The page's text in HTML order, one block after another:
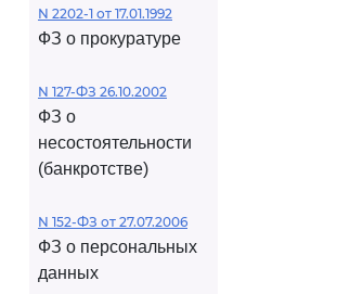
N 2202-1 от 17.01.1992
ФЗ о прокуратуре
N 127-ФЗ 26.10.2002
ФЗ о
несостоятельности
(банкротстве)
N 152-ФЗ от 27.07.2006
ФЗ о персональных
данных